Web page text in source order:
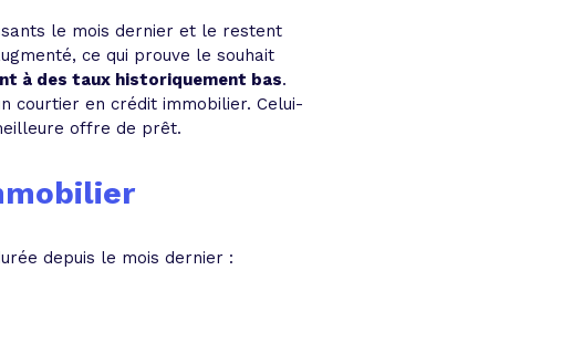
le mois dernier et le restent
ce qui prouve le souhait
à des taux historiquement bas.
courtier en crédit immobilier. Celui-
offre de prêt.
depuis le mois dernier :